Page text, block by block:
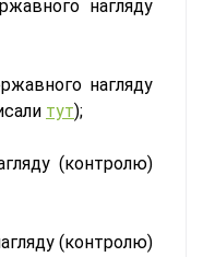
нагляду
нагляду
тут);
(контролю)
(контролю)